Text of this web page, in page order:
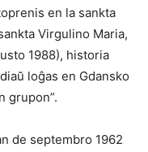
en la sankta
Virgulino Maria,
1988), historia
loĝas en Gdansko
grupon”.
de septembro 1962